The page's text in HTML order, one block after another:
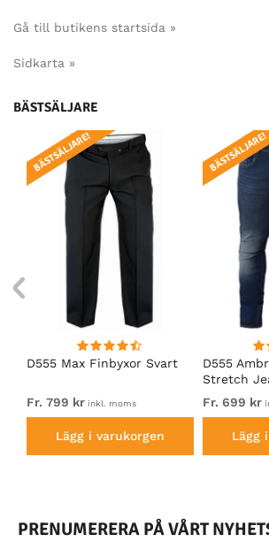
Gå till butikens startsida »
Sidkarta »
BÄSTSÄLJARE
D555 Max Finbyxor Svart
BÄSTSÄLJARE!
Fr. 799 kr inkl. moms
Lägg i varukorgen
D555
Stretch
BÄSTSÄLJARE!
Fr. 699 kr
Lägg
PRENUMERERA PÅ VÅRT